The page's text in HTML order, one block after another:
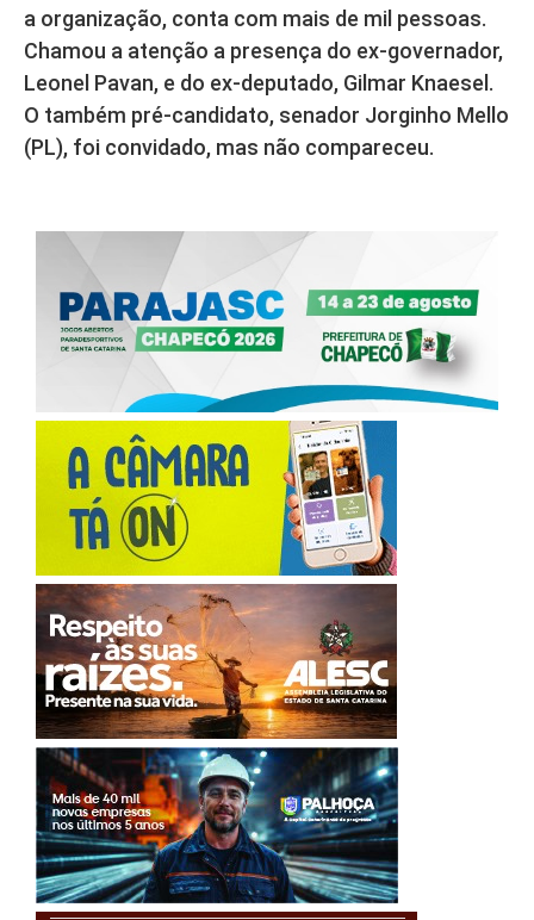
a organização, conta com mais de mil pessoas.
Chamou a atenção a presença do ex-governador,
Leonel Pavan, e do ex-deputado, Gilmar Knaesel.
O também pré-candidato, senador Jorginho Mello
(PL), foi convidado, mas não compareceu.